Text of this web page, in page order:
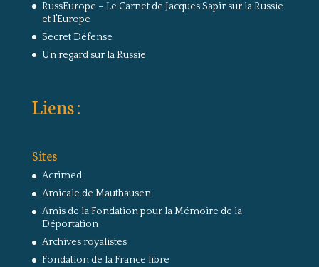
RussEurope – Le Carnet de Jacques Sapir sur la Russie
et l’Europe
Secret Défense
Un regard sur la Russie
Liens :
Sites
Acrimed
Amicale de Mauthausen
Amis de la Fondation pour la Mémoire de la
Déportation
Archives royalistes
Fondation de la France libre